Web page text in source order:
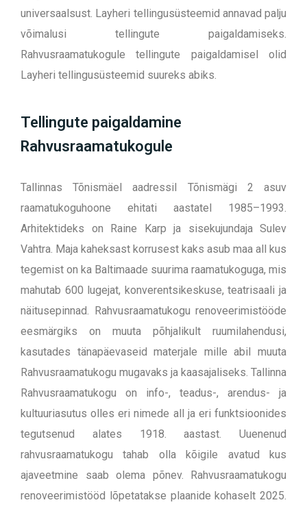
universaalsust. Layheri tellingusüsteemid annavad palju
võimalusi tellingute paigaldamiseks.
Rahvusraamatukogule tellingute paigaldamisel olid
Layheri tellingusüsteemid suureks abiks.
Tellingute paigaldamine
Rahvusraamatukogule
Tallinnas Tõnismäel aadressil Tõnismägi 2 asuv
raamatukoguhoone ehitati aastatel 1985–1993.
Arhitektideks on Raine Karp ja sisekujundaja Sulev
Vahtra. Maja kaheksast korrusest kaks asub maa all kus
tegemist on ka Baltimaade suurima raamatukoguga, mis
mahutab 600 lugejat, konverentsikeskuse, teatrisaali ja
näitusepinnad. Rahvusraamatukogu renoveerimistööde
eesmärgiks on muuta põhjalikult ruumilahendusi,
kasutades tänapäevaseid materjale mille abil muuta
Rahvusraamatukogu mugavaks ja kaasajaliseks. Tallinna
Rahvusraamatukogu on info-, teadus-, arendus- ja
kultuuriasutus olles eri nimede all ja eri funktsioonides
tegutsenud alates 1918. aastast. Uuenenud
rahvusraamatukogu tahab olla kõigile avatud kus
ajaveetmine saab olema põnev. Rahvusraamatukogu
renoveerimistööd lõpetatakse plaanide kohaselt 2025.